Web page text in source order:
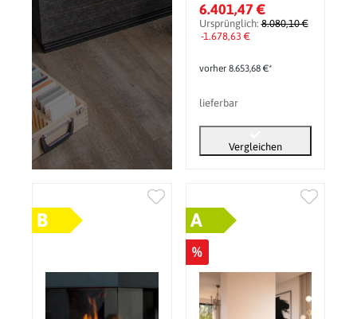
6.401,47 €
Ursprünglich:8.080,10 €
-1.678,63 €
vorher 8.653,68 €*
lieferbar
Vergleichen
B A
%